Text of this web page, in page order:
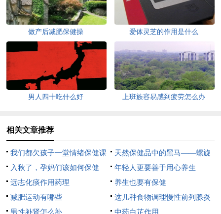
做产后减肥保健操 爱体灵芝的作用是什么
男人四十吃什么好 上班族容易感到疲劳怎么办
相关文章推荐
我们都欠孩子一堂情绪保健课
天然保健品中的黑马——螺旋
藻
入秋了，孕妈们该如何保健
呢？
年轻人更要善于用心养生
远志化痰作用药理
养生也要有保健
减肥运动有哪些
这几种食物调理慢性前列腺炎
疾病
男性补肾怎么补 中药白芷作用